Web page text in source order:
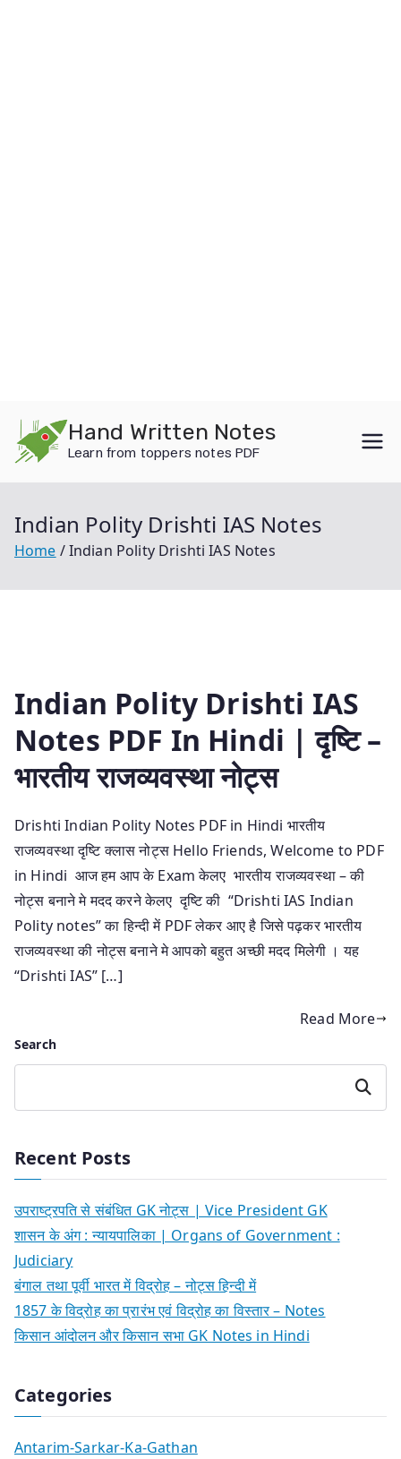
content
Hand Written Notes
Learn from toppers notes PDF
Indian Polity Drishti IAS Notes
Home Indian Polity Drishti IAS Notes
Indian Polity Drishti IAS
Notes PDF In Hindi | दृष्टि –
भारतीय राजव्यवस्था नोट्स
Drishti Indian Polity Notes PDF in Hindi भारतीय
राजव्यवस्था दृष्टि क्लास नोट्स Hello Friends, Welcome to PDF
in Hindi आज हम आप के Exam केलए भारतीय राजव्यवस्था – की
नोट्स बनाने मे मदद करने केलए दृष्टि की “Drishti IAS Indian
Polity notes” का हिन्दी में PDF लेकर आए है जिसे पढ़कर भारतीय
राजव्यवस्था की नोट्स बनाने मे आपको बहुत अच्छी मदद मिलेगी । यह
“Drishti IAS” […]
Read More
Search
Search
Recent Posts
उपराष्ट्रपति से संबंधित GK नोट्स | Vice President GK
शासन के अंग : न्यायपालिका | Organs of Government :
Judiciary
बंगाल तथा पूर्वी भारत में विद्रोह – नोट्स हिन्दी में
1857 के विद्रोह का प्रारंभ एवं विद्रोह का विस्तार – Notes
किसान आंदोलन और किसान सभा GK Notes in Hindi
Categories
Antarim-Sarkar-Ka-Gathan